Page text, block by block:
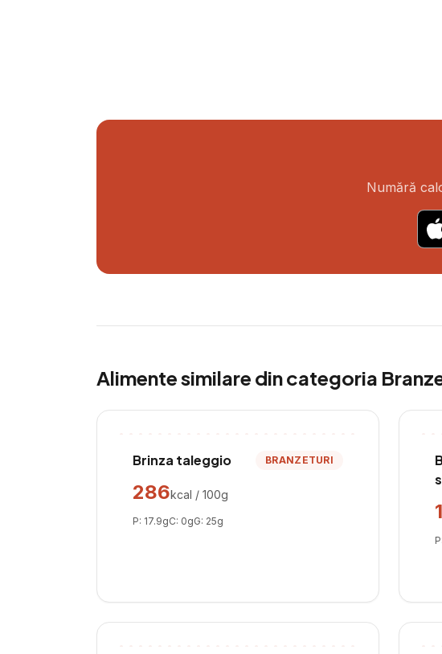
Numără
Alimente similare din categoria
Brinza taleggio BRANZETURI
286kcal / 100g
P: 17.9gC: 0gG: 25g
P: